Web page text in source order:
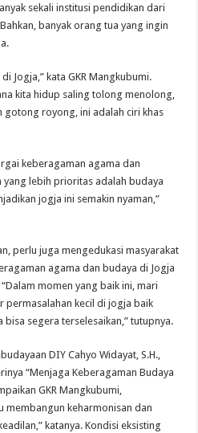
sekali institusi pendidikan dari
banyak orang tua yang ingin
Jogja,” kata GKR Mangkubumi.
kita hidup saling tolong menolong,
royong, ini adalah ciri khas
keberagaman agama dan
lebih prioritas adalah budaya
jogja ini semakin nyaman,”
perlu juga mengedukasi masyarakat
agama dan budaya di Jogja
momen yang baik ini, mari
permasalahan kecil di jogja baik
segera terselesaikan,” tutupnya.
DIY Cahyo Widayat, S.H.,
“Menjaga Keberagaman Budaya
GKR Mangkubumi,
membangun keharmonisan dan
katanya. Kondisi eksisting